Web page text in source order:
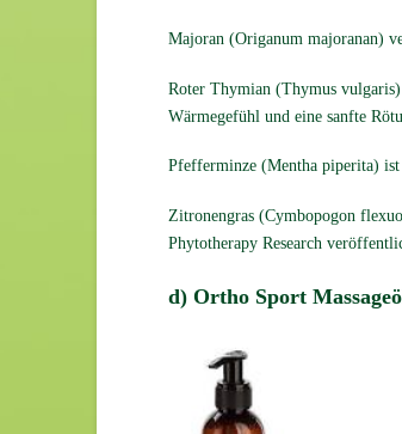
Majoran (Origanum majoranan)
Roter Thymian (Thymus
Wärmegefühl und eine sanfte
Pfefferminze (Mentha piperita)
Zitronengras (Cymbopogon
Phytotherapy Research
d) Ortho Sport